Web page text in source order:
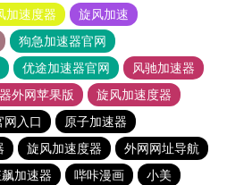
加速度器
旋风加速
狗急加速器官网
优途加速器官网
风驰加速器
外网苹果版
旋风加速度器
网入口
原子加速器
旋风加速度器
外网网址导航
加速器 哔咔漫画
小美